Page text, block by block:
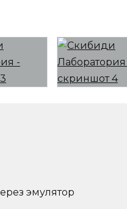
эмулятор